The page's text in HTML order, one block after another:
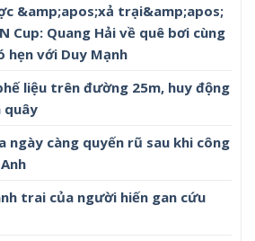
&amp;apos;xả trại&amp;apos;
Cup: Quang Hải về quê bơi cùng
hẹn với Duy Mạnh
liệu trên đường 25m, huy động
quây
ngày càng quyến rũ sau khi công
trai của người hiến gan cứu